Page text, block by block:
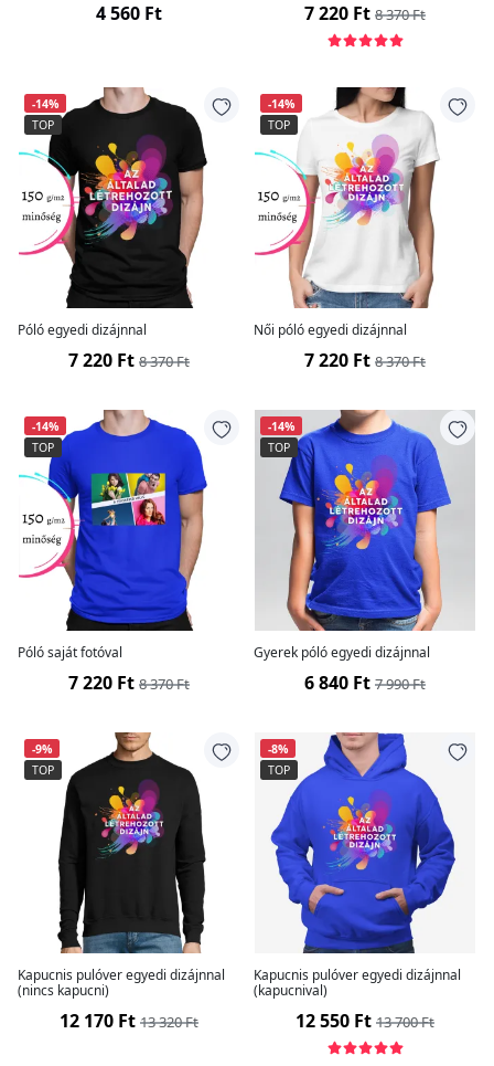
4 560 Ft 7 220 Ft 8 370 Ft
-14%
TOP
Póló egyedi dizájnnal
7 220 Ft 8 370 Ft
-14%
TOP
Női póló egyedi dizájnnal
7 220 Ft 8 370 Ft
-14%
TOP
Póló saját fotóval
7 220 Ft 8 370 Ft
-14%
TOP
Gyerek póló egyedi dizájnnal
6 840 Ft 7 990 Ft
-9%
TOP
Kapucnis pulóver egyedi dizájnnal
(nincs kapucni)
12 170 Ft 13 320 Ft
-8%
TOP
Kapucnis pulóver egyedi dizájnnal
(kapucnival)
12 550 Ft 13 700 Ft